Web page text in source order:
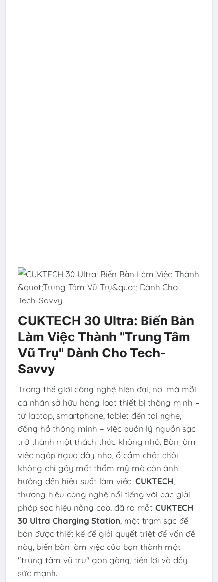
CUKTECH 30 Ultra: Biến Bàn
Làm Việc Thành "Trung Tâm
Vũ Trụ" Dành Cho Tech-
Savvy
Trong thế giới công nghệ hiện đại, nơi mà mỗi
cá nhân sở hữu hàng loạt thiết bị thông minh –
từ laptop, smartphone, tablet đến tai nghe,
đồng hồ thông minh – việc quản lý nguồn sạc
trở thành một thách thức không nhỏ. Bàn làm
việc ngập ngụa dây nhợ, ổ cắm chật chội
không chỉ gây mất thẩm mỹ mà còn ảnh
hưởng đến hiệu suất làm việc. CUKTECH
thương hiệu công nghệ nổi tiếng với các giải
pháp sạc hiệu năng cao, đã ra mắt CUKTECH
30 Ultra Charging Station , một trạm sạc để
bàn được thiết kế để giải quyết triệt để vấn đề
này, biến bàn làm việc của bạn thành một
"trung tâm vũ trụ" gọn gàng, tiện lợi và đầy
sức mạnh.